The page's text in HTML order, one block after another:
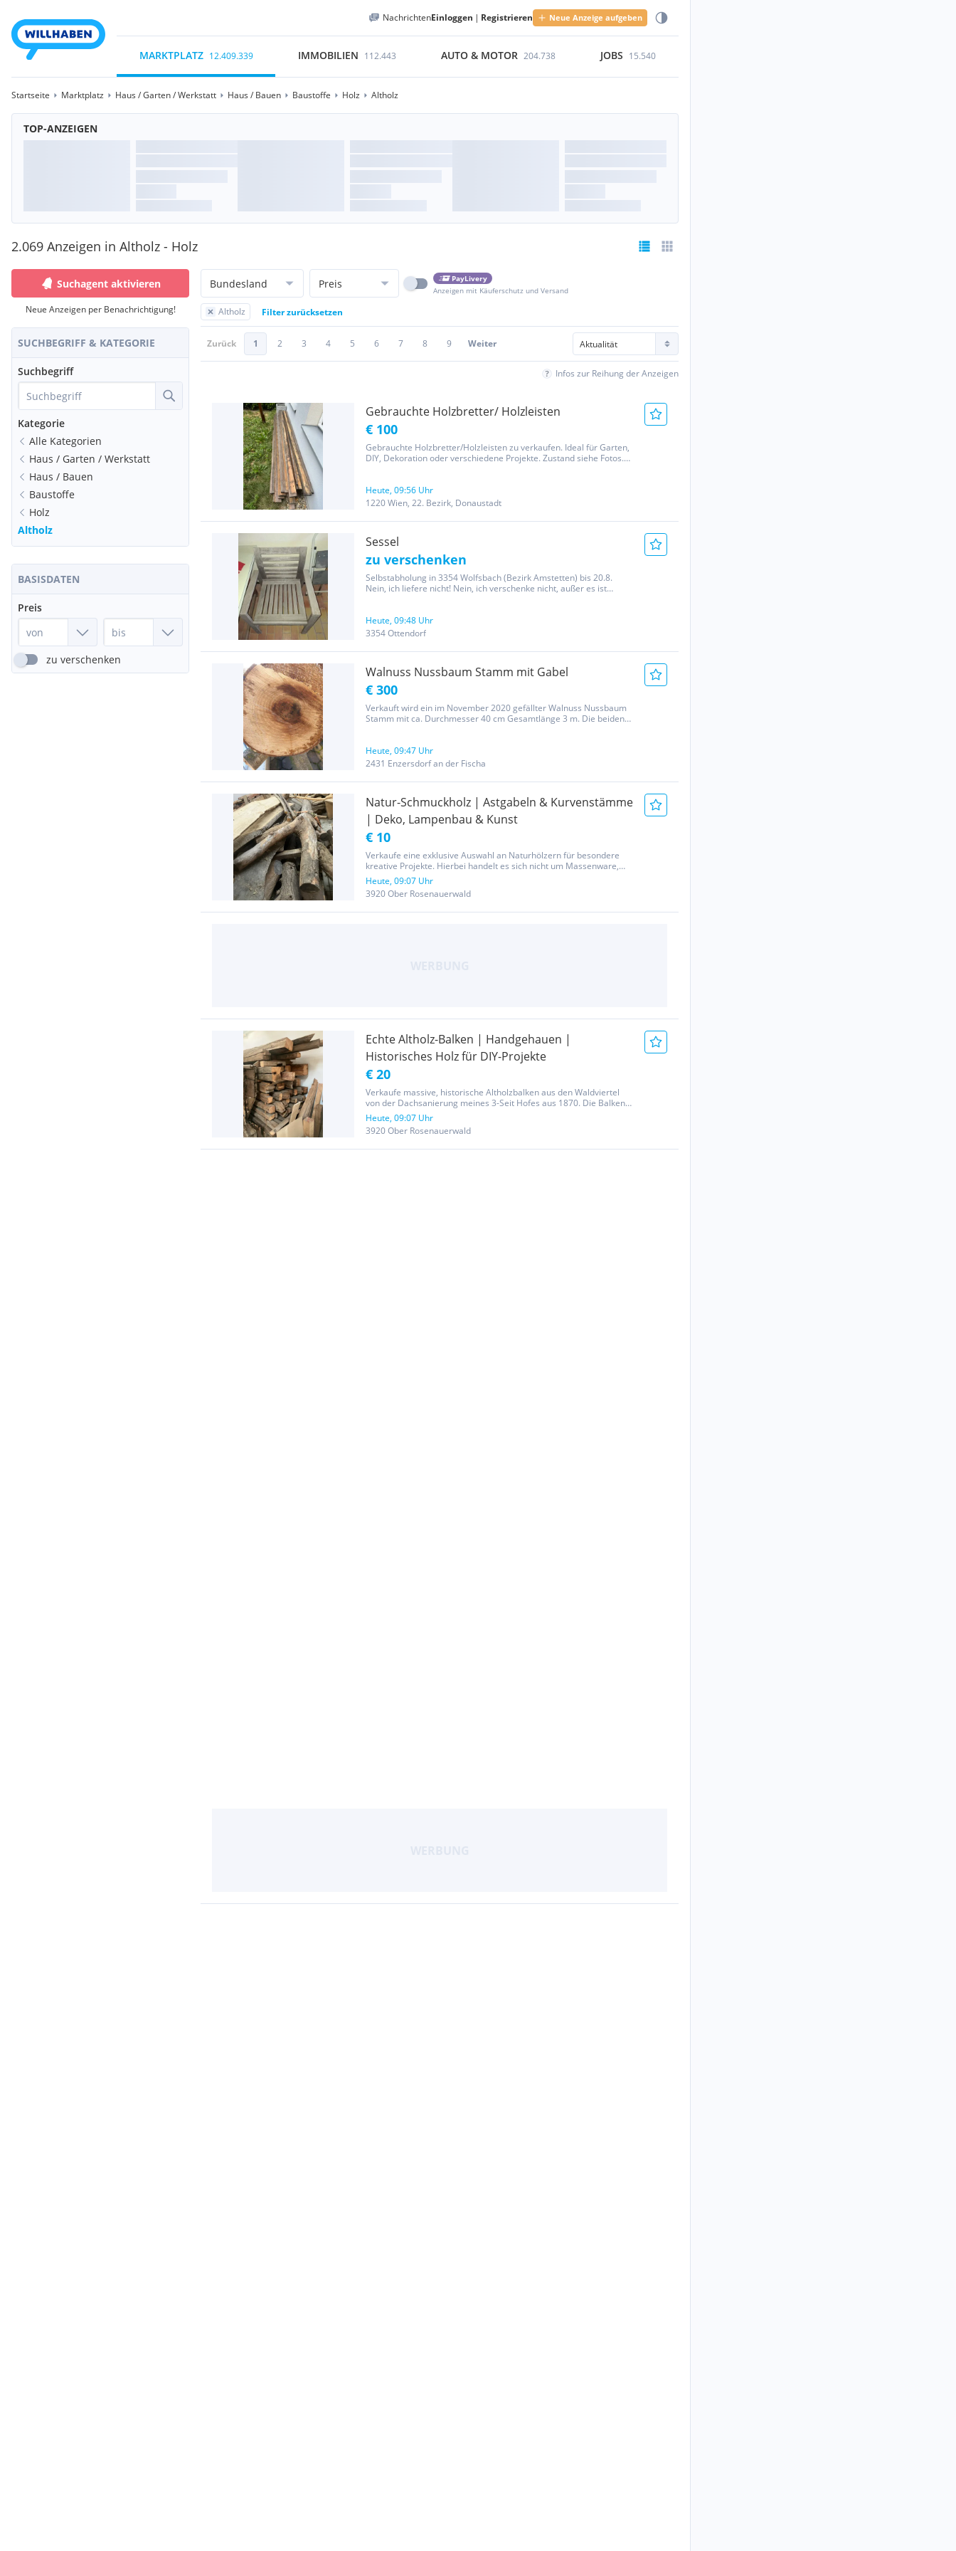
NachrichtenEinloggen | Registrieren Neue Anzeige aufgeben
MARKTPLATZ 12.409.339 IMMOBILIEN 112.443 AUTO & MOTOR 204.738 JOBS 15.540
Startseite Marktplatz Haus / Garten / Werkstatt Haus / Bauen Baustoffe Holz Altholz
TOP-ANZEIGEN
2.069 Anzeigen in Altholz - Holz
Suchagent aktivieren
Neue Anzeigen per Benachrichtigung!
SUCHBEGRIFF & KATEGORIE
Suchbegriff
Kategorie
Alle Kategorien
Haus / Garten / Werkstatt
Haus / Bauen
Baustoffe
Holz
Altholz
BASISDATEN
Preis
zu verschenken
Bundesland Preis
PayLivery
Anzeigen mit Käuferschutz und Versand
Altholz Filter zurücksetzen
Zurück 1 2 3 4 5 6 7 8 9 Weiter
Infos zur Reihung der Anzeigen
Gebrauchte Holzbretter/ Holzleisten
€ 100
Gebrauchte Holzbretter/Holzleisten zu verkaufen. Ideal für Garten,
DIY, Dekoration oder verschiedene Projekte. Zustand siehe Fotos.
Heute, 09:56 Uhr
1220 Wien, 22. Bezirk, Donaustadt
Sessel
zu verschenken
Selbstabholung in 3354 Wolfsbach (Bezirk Amstetten) bis 20.8.
Nein, ich liefere nicht! Nein, ich verschenke nicht, außer es ist
Heute, 09:48 Uhr
3354 Ottendorf
Walnuss Nussbaum Stamm mit Gabel
€ 300
Verkauft wird ein im November 2020 gefällter Walnuss Nussbaum
Stamm mit ca. Durchmesser 40 cm Gesamtlänge 3 m. Die beiden
oder drgl....
Heute, 09:47 Uhr
2431 Enzersdorf an der Fischa
Natur-Schmuckholz | Astgabeln & Kurvenstämme
| Deko, Lampenbau & Kunst
€ 10
Verkaufe eine exklusive Auswahl an Naturhölzern für besondere
kreative Projekte. Hierbei handelt es sich nicht um Massenware,
sondern um Hölzer mit besonderen Wuchsformen, markanten
Astgabeln und natürlicher Rinde. Highlights: Einzigartige
Astgabeln...
Heute, 09:07 Uhr
3920 Ober Rosenauerwald
Echte Altholz-Balken | Handgehauen |
Historisches Holz für DIY-Projekte
€ 20
Verkaufe massive, historische Altholzbalken aus den Waldviertel
von der Dachsanierung meines 3-Seit Hofes aus 1870. Die Balken
haben eine wunderschöne, authentische Patina mit originalen
Zapfenlöchern und Kerben – perfekt für Liebhaber des rustikalen...
Heute, 09:07 Uhr
3920 Ober Rosenauerwald